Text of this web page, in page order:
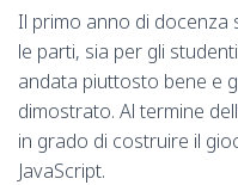
Il primo anno di docenza
le parti, sia per gli
andata piuttosto bene e
dimostrato. Al termine
in grado di costruire il
JavaScript.